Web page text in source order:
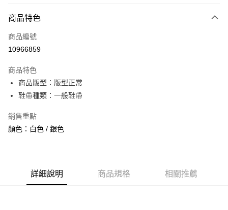
信用卡一次付款
信用卡分期付款
合作金庫商業銀行
華南商業銀行
上海商業儲蓄銀行
臺灣中小企業銀行
匯豐（台灣）商業銀行
台新國際商業銀行
中國信託商業銀行
超商取貨付款
LINE Pay
Apple Pay
街口支付
全盈+PAY
商品特色
商品編號
10966859
商品特色
商品版型：版型正常
鞋帶種類：一般鞋帶
銷售重點
顏色：白色 / 銀色
詳細說明 商品規格 相關推薦